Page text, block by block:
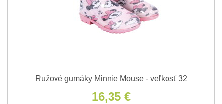
Ružové gumáky Minnie Mouse - veľkosť 32
16,35 €